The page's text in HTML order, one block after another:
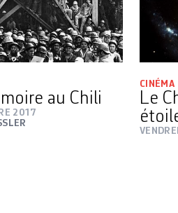
au Chili
2017
CINÉMA
Le